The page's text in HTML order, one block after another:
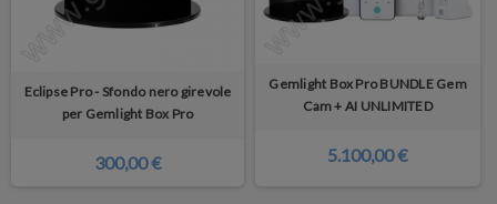
Eclipse Pro - Sfondo nero girevole
per Gemlight Box Pro
300,00 €
Gemlight Box Pro BUNDLE Gem
Cam + AI UNLIMITED
5.100,00 €